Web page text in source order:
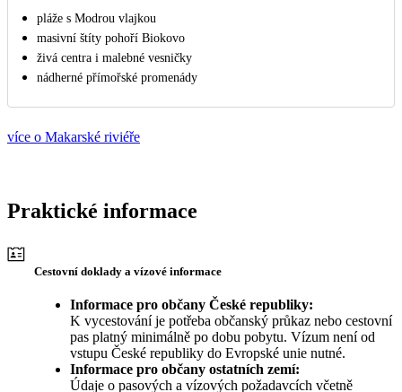
pláže s Modrou vlajkou
masivní štíty pohoří Biokovo
živá centra i malebné vesničky
nádherné přímořské promenády
více o Makarské riviéře
Praktické informace
Cestovní doklady a vízové informace
Informace pro občany České republiky:
K vycestování je potřeba občanský průkaz nebo cestovní
pas platný minimálně po dobu pobytu. Vízum není od
vstupu České republiky do Evropské unie nutné.
Informace pro občany ostatních zemí:
Údaje o pasových a vízových požadavcích včetně